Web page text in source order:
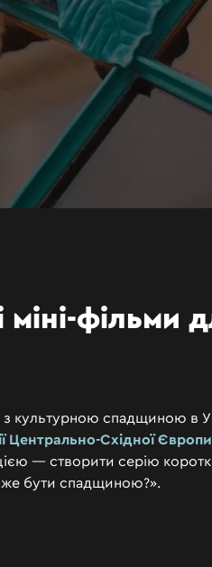
міні-фільми
спадщиною в
Центрально-Східної Європи
— створити серію
бути спадщиною?».